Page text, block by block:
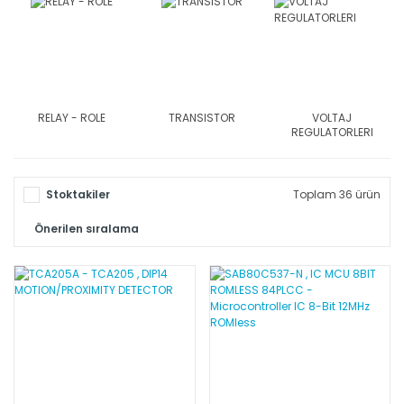
RELAY - ROLE TRANSISTOR
VOLTAJ
REGULATORLERI
Stoktakiler Toplam 36 ürün